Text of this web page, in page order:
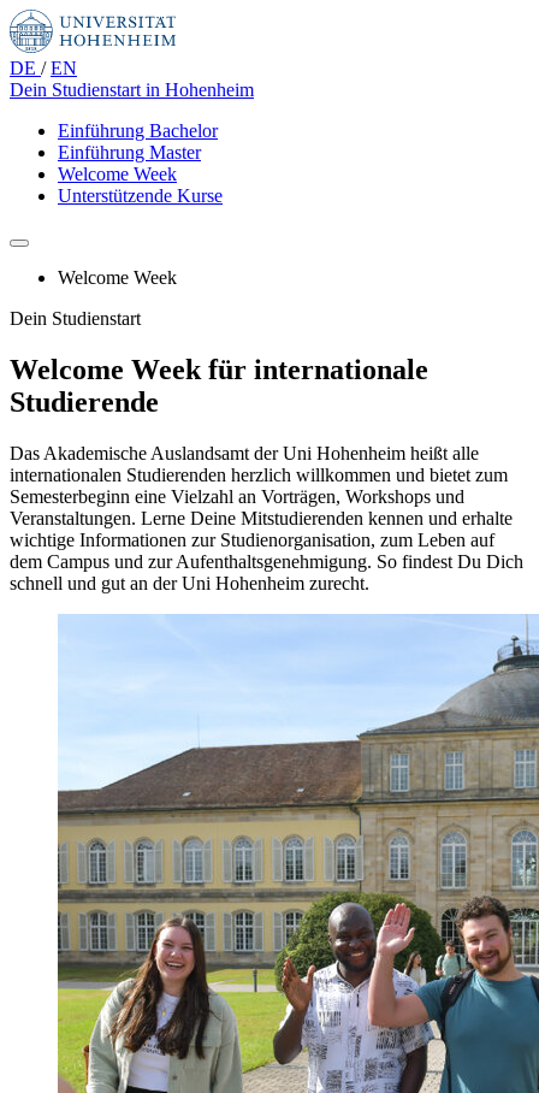
DE /EN
Dein Studienstart in Hohenheim
Einführung Bachelor
Einführung Master
Welcome Week
Unterstützende Kurse
Welcome Week
Dein Studienstart
Welcome Week für internationale
Studierende
Das Akademische Auslandsamt der Uni Hohenheim heißt alle
internationalen Studierenden herzlich willkommen und bietet zum
Semesterbeginn eine Vielzahl an Vorträgen, Workshops und
Veranstaltungen. Lerne Deine Mitstudierenden kennen und erhalte
wichtige Informationen zur Studienorganisation, zum Leben auf
dem Campus und zur Aufenthaltsgenehmigung. So findest Du Dich
schnell und gut an der Uni Hohenheim zurecht.